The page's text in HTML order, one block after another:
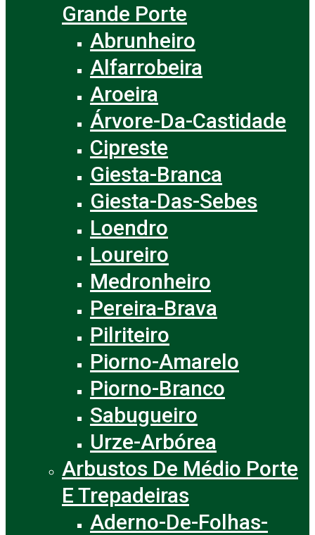
Grande Porte
Abrunheiro
Alfarrobeira
Aroeira
Árvore-Da-Castidade
Cipreste
Giesta-Branca
Giesta-Das-Sebes
Loendro
Loureiro
Medronheiro
Pereira-Brava
Pilriteiro
Piorno-Amarelo
Piorno-Branco
Sabugueiro
Urze-Arbórea
Arbustos De Médio Porte
E Trepadeiras
Aderno-De-Folhas-